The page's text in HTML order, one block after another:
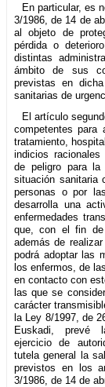
En particular, es
3/1986, de 14 de
al objeto de
pérdida o
distintas
ámbito de sus
previstas en
sanitarias de
El artículo
competentes para
tratamiento,
indicios
de peligro para
situación sanitaria
personas o por
desarrolla una
enfermedades
que, con el fin de
además de
podrá adoptar las
los enfermos, de
en contacto con
las que se
carácter
la Ley 8/1997, de
Euskadi, prevé
ejercicio de
tutela general la
previstos en los
3/1986, de 14 de